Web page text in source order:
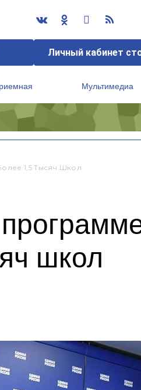
Личный кабинет
Мультимедиа
1,5 Тысяч Школ
школ